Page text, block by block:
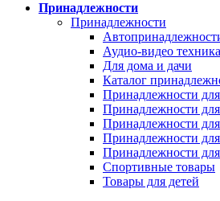
Принадлежности
Принадлежности
Аудио-видео техника
Для дома и дачи
Каталог
Принадлежности
Принадлежности
Принадлежности
Принадлежности
Принадлежности
Спортивные товары
Товары для детей